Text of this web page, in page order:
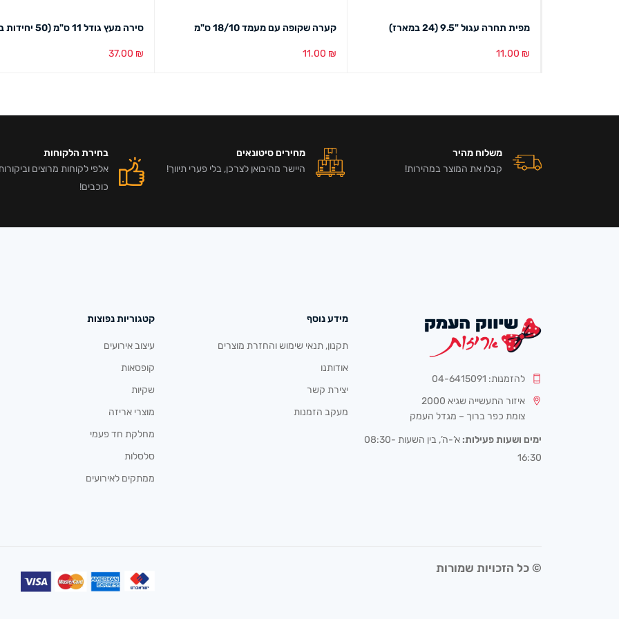
מפית תחרה עגול "9.5 (24 במארז)
11.00 ₪
קערה שקופה עם מעמד 18/10 ס"מ
11.00 ₪
סירה מעץ גודל 11 ס"מ (50 יחידות במארז)
37.00 ₪
משלוח מהיר
קבלו את המוצר במהירות!
מחירים סיטונאים
היישר מהיבואן לצרכן, בלי פערי תיווך!
בחירת הלקוחות
כוכבים!
להזמנות: 04-6415091
איזור התעשייה שגיא 2000
צומת כפר ברוך – מגדל העמק
ימים ושעות פעילות:
א’-ה’, בין השעות 08:30-
16:30
מידע נוסף
תקנון, תנאי שימוש והחזרת מוצרים
אודותנו
יצירת קשר
מעקב הזמנות
קטגוריות נפוצות
עיצוב אירועים
קופסאות
שקיות
מוצרי אריזה
מחלקת חד פעמי
סלסלות
ממתקים לאירועים
© כל הזכויות שמורות